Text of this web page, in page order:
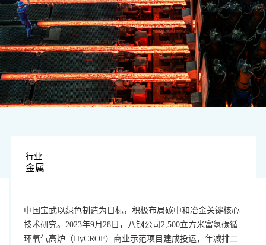
行业
金属
中国宝武以绿色制造为目标，积极布局碳中和冶金关键核心
技术研究。2023年9月28日，八钢公司2,500立方米富氢碳循
环氧气高炉（HyCROF）商业示范项目建成投运，年减排二